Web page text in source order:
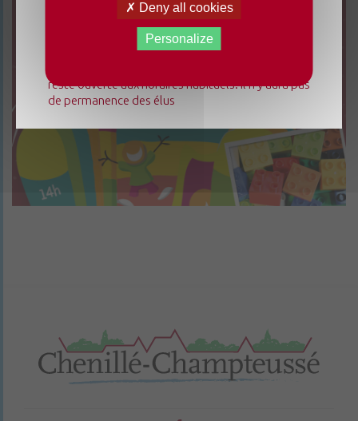
Du lundi 3 août au dimanche 23 août 2026, la
mairie déléguée de Chenillé-Changé adapte ses
horaires ⚠ Elle sera fermée les jeudis, ouverte les
lundis 3, 10 et 17 août de 9h à 12h. L'accueil de la
reste ouverte aux horaires habituels. Il n'y aura pas
de permanence des élus
Deny all cookies
Personalize